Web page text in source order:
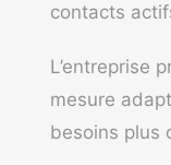
contacts
L’entreprise
mesure
besoins plus